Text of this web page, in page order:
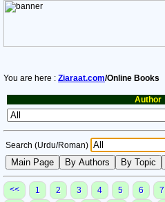
You are here : Ziaraat.com/Online Books
Author
Search (Urdu/Roman)
<< 1 2 3 4 5 6 7